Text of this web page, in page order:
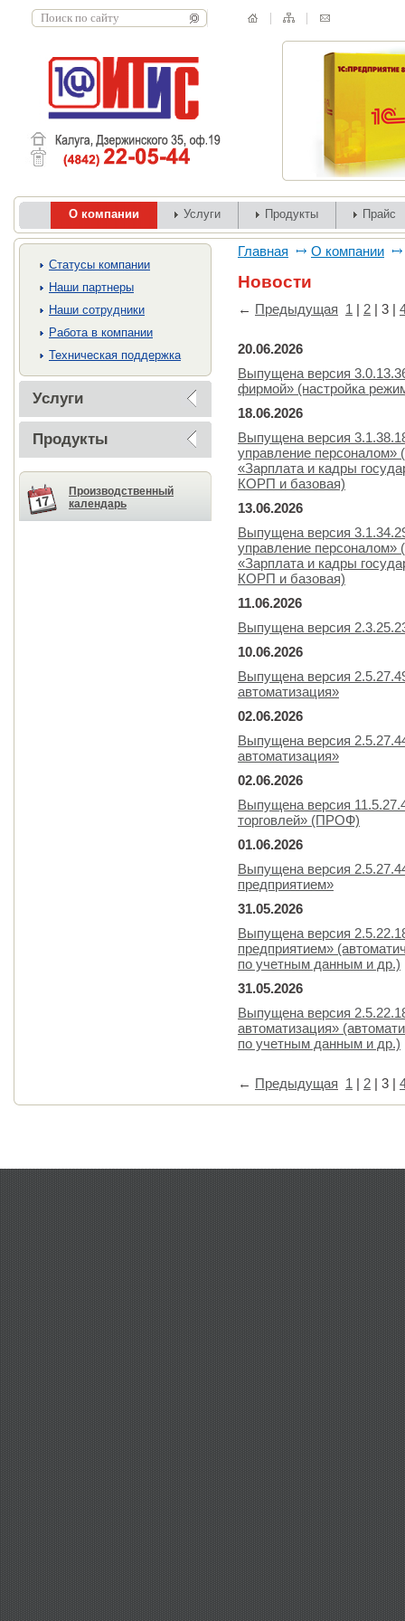
О компании Услуги Продукты Прайс
Cтатусы компании
Наши партнеры
Наши сотрудники
Работа в компании
Техническая поддержка
Услуги
Продукты
Производственный
календарь
Главная О компании
Новости
← Предыдущая 1 | 2 | 3 |
20.06.2026
Выпущена версия
фирмой» (настройка
18.06.2026
Выпущена версия
управление
«Зарплата и кадры
КОРП и базовая)
13.06.2026
Выпущена версия
управление
«Зарплата и кадры
КОРП и базовая)
11.06.2026
Выпущена версия
10.06.2026
Выпущена версия
автоматизация»
02.06.2026
Выпущена версия
автоматизация»
02.06.2026
Выпущена версия
торговлей» (ПРОФ)
01.06.2026
Выпущена версия
предприятием»
31.05.2026
Выпущена версия
предприятием»
по учетным данным и др.)
31.05.2026
Выпущена версия
автоматизация»
по учетным данным и др.)
← Предыдущая 1 | 2 | 3 |